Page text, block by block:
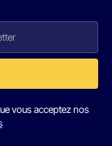
vous acceptez nos